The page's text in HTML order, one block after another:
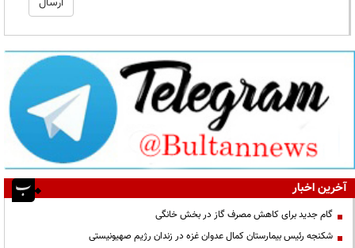
آخرین اخبار
گام جدید برای کاهش مصرف گاز در بخش خانگی
شکنجه رئیس بیمارستان کمال عدوان غزه در زندان رژیم صهیونیستی